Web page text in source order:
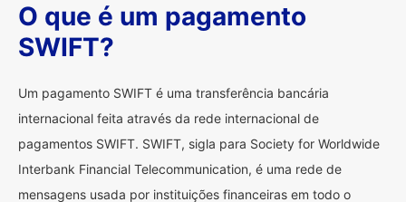
O que é um pagamento
SWIFT?
Um pagamento SWIFT é uma transferência bancária
internacional feita através da rede internacional de
pagamentos SWIFT. SWIFT, sigla para Society for Worldwide
Interbank Financial Telecommunication, é uma rede de
mensagens usada por instituições financeiras em todo o